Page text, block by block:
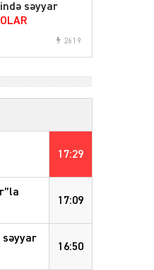
səyyar
2619
17:29
17:09
16:50
səyyar